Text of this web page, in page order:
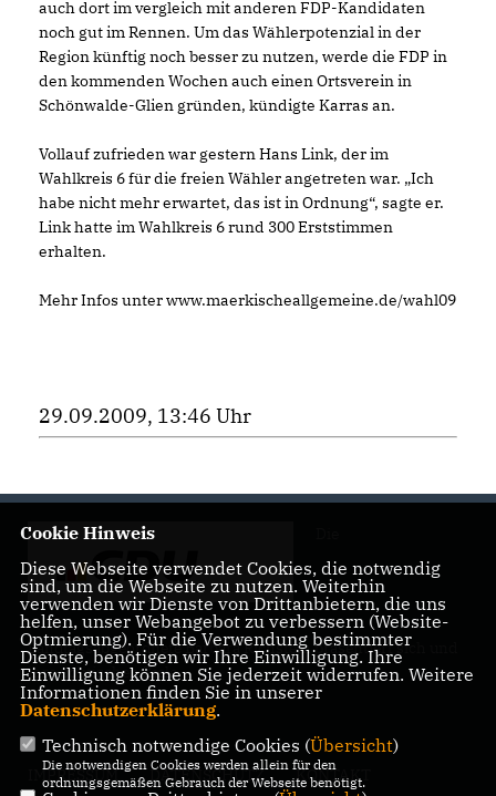
auch dort im vergleich mit anderen FDP-Kandidaten
noch gut im Rennen. Um das Wählerpotenzial in der
Region künftig noch besser zu nutzen, werde die FDP in
den kommenden Wochen auch einen Ortsverein in
Schönwalde-Glien gründen, kündigte Karras an.
Vollauf zufrieden war gestern Hans Link, der im
Wahlkreis 6 für die freien Wähler angetreten war. „Ich
habe nicht mehr erwartet, das ist in Ordnung“, sagte er.
Link hatte im Wahlkreis 6 rund 300 Erststimmen
erhalten.
Mehr Infos unter www.maerkischeallgemeine.de/wahl09
29.09.2009, 13:46 Uhr
Landtagsabgeordnete Barbara Richstein präsentiert sich und
ihre politischen Ziele.
IMPRESSUM DATENSCHUTZ KONTAKT
Cookie Hinweis
Diese Webseite verwendet Cookies, die notwendig
sind, um die Webseite zu nutzen. Weiterhin
verwenden wir Dienste von Drittanbietern, die uns
helfen, unser Webangebot zu verbessern (Website-
Optmierung). Für die Verwendung bestimmter
Dienste, benötigen wir Ihre Einwilligung. Ihre
Einwilligung können Sie jederzeit widerrufen. Weitere
Informationen finden Sie in unserer
Datenschutzerklärung.
Technisch notwendige Cookies (Übersicht)
Die notwendigen Cookies werden allein für den
ordnungsgemäßen Gebrauch der Webseite benötigt.